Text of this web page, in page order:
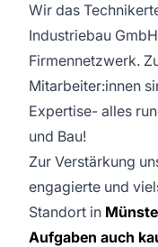
Wir das
Industriebau
Firmennetzwerk.
Mitarbeiter:innen
Expertise- alles
und Bau!
Zur Verstärkung
engagierte und
Standort in
Aufgaben auch